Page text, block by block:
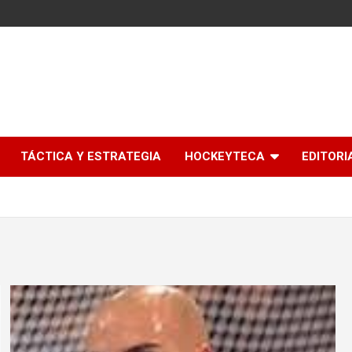
TÁCTICA Y ESTRATEGIA HOCKEYTECA